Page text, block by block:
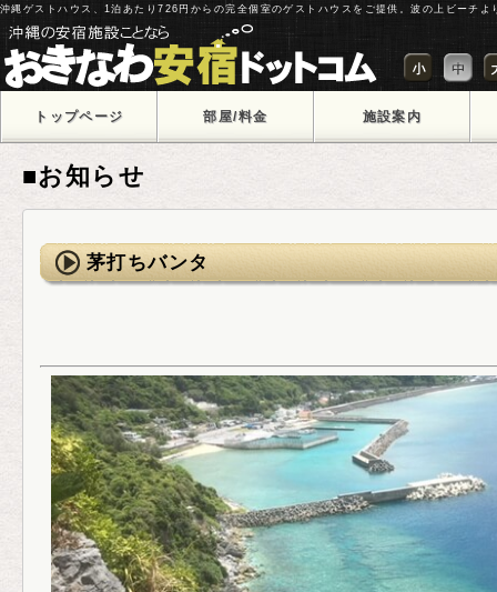
沖縄ゲストハウス、1泊あたり726円からの完全個室のゲストハウスをご提供。波の上ビーチ
トップページ 部屋/料金 施設案内
■お知らせ
茅打ちバンタ